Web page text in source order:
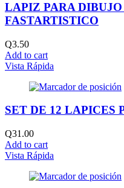
quantity
LAPIZ PARA
FASTARTISTICO
Q3.50
Add to cart
Vista Rápida
SET DE 12 LAPICES
Q31.00
Add to cart
Vista Rápida